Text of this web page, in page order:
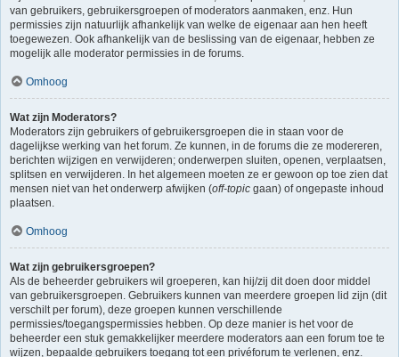
van gebruikers, gebruikersgroepen of moderators aanmaken, enz. Hun
permissies zijn natuurlijk afhankelijk van welke de eigenaar aan hen heeft
toegewezen. Ook afhankelijk van de beslissing van de eigenaar, hebben ze
mogelijk alle moderator permissies in de forums.
Omhoog
Wat zijn Moderators?
Moderators zijn gebruikers of gebruikersgroepen die in staan voor de
dagelijkse werking van het forum. Ze kunnen, in de forums die ze modereren,
berichten wijzigen en verwijderen; onderwerpen sluiten, openen, verplaatsen,
splitsen en verwijderen. In het algemeen moeten ze er gewoon op toe zien dat
mensen niet van het onderwerp afwijken (off-topic gaan) of ongepaste inhoud
plaatsen.
Omhoog
Wat zijn gebruikersgroepen?
Als de beheerder gebruikers wil groeperen, kan hij/zij dit doen door middel
van gebruikersgroepen. Gebruikers kunnen van meerdere groepen lid zijn (dit
verschilt per forum), deze groepen kunnen verschillende
permissies/toegangspermissies hebben. Op deze manier is het voor de
beheerder een stuk gemakkelijker meerdere moderators aan een forum toe te
wijzen, bepaalde gebruikers toegang tot een privéforum te verlenen, enz.